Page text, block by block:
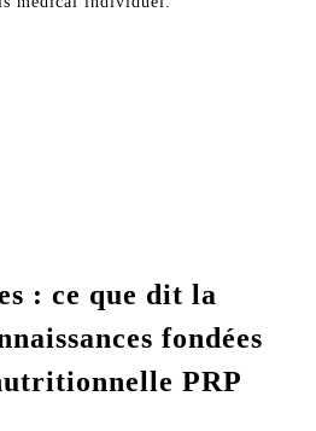
: ce que dit la
fondées
PRP